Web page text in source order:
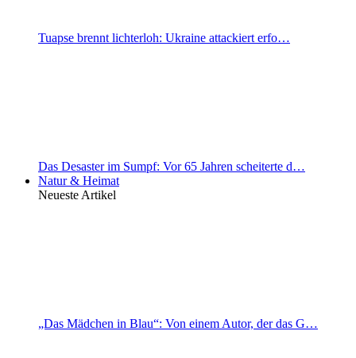
Tuapse brennt lichterloh: Ukraine attackiert erfo…
Das Desaster im Sumpf: Vor 65 Jahren scheiterte d…
Natur & Heimat
Neueste Artikel
„Das Mädchen in Blau“: Von einem Autor, der das G…